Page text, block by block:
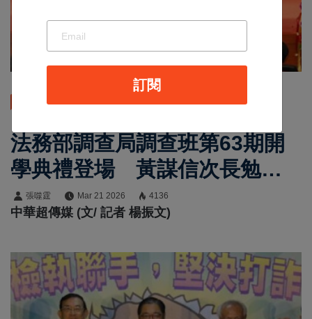
法務部調查局調查班第63期開
學典禮登場 黃謀信次長勉勵
灌注新血培育菁英 承擔國安
志業抱負
張噬霆 Mar 21 2026 4136
中華超傳媒 (文/ 記者 楊振文)
訂閱